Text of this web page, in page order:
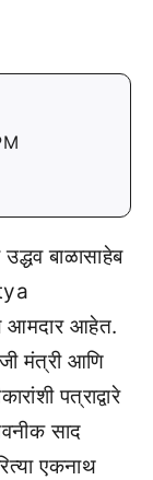
बाळासाहेब
आमदार आहेत.
मंत्री आणि
पत्राद्वारे
साद
एकनाथ